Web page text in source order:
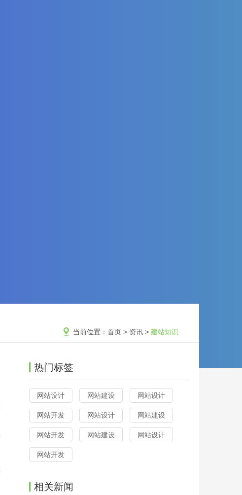
当前位置：首页 > 资讯 >建站知识
热门标签
网站设计 网站建设 网站设计
网站开发 网站设计 网站建设
网站开发 网站建设 网站设计
网站开发
相关新闻